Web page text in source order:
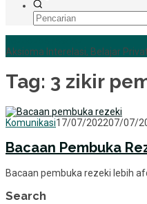
Aksioma Interelasi, Belajar
Tag: 3 zikir
KomunikasiFifih
17/07/202207/07/
Bacaan Pembuka
Bacaan pembuka rezeki lebih
Search